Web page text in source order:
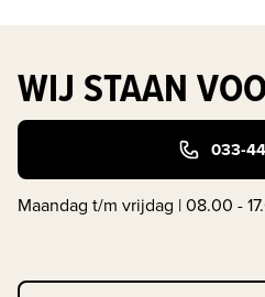
WIJ STAAN
033-
Maandag t/m vrijdag | 08.00 -